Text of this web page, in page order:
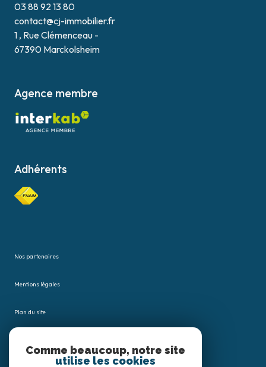
03 88 92 13 80
contact@cj-immobilier.fr
1 , Rue Clémenceau -
67390 Marckolsheim
Agence membre
Adhérents
Nos partenaires
Mentions légales
Plan du site
Comme beaucoup, notre site
utilise les cookies